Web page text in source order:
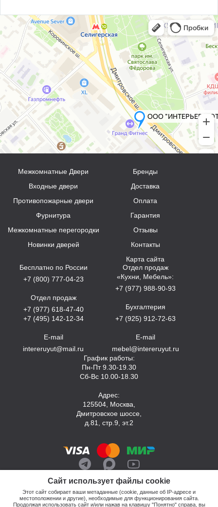
Сайт использует файлы cookie
Этот сайт собирает ваши метаданные (cookie, данные об IP-адресе и
местоположении и другие), необходимые для функционирования сайта.
Продолжая использовать сайт и/или нажав на клавишу "Понятно" справа, вы
Межкомнатные Двери
Входные двери
Противопожарные двери
Фурнитура
Межкомнатные перегородки
Новинки дверей
Бренды
Доставка
Оплата
Гарантия
Отзывы
Контакты
Карта сайта
Бесплатно по России
+7 (800) 777-04-23
Отдел продаж
+7 (977) 618-47-40
+7 (495) 142-12-34
E-mail
intereruyut@mail.ru
Отдел продаж
«Кухни, Мебель»:
+7 (977) 988-90-93
Бухгалтерия
+7 (925) 912-72-63
E-mail
mebel@intereruyut.ru
График работы:
Пн-Пт 9.30-19.30
Сб-Вс 10.00-18.30
Адрес:
125504, Москва,
Дмитровское шоссе,
д.81, стр.9, эт.2